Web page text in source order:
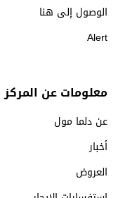
الوصول إلى هنا
Alert
معلومات عن المركز
عن دلما مول
أخبار
العروض